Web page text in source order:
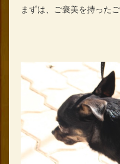
まずは、ご褒美を持った